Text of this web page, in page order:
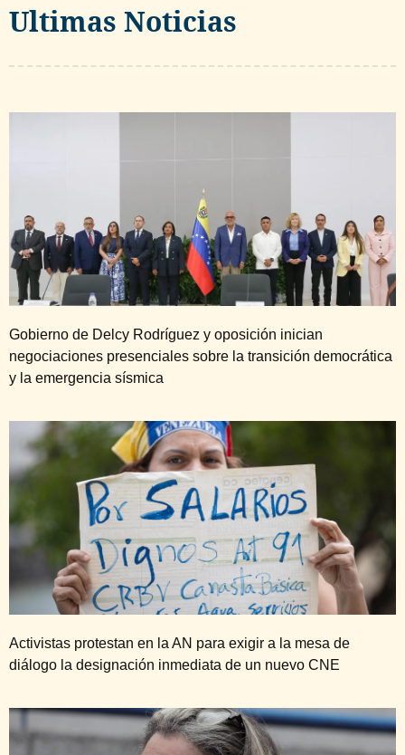
Ultimas Noticias
Gobierno de Delcy Rodríguez y oposición inician
negociaciones presenciales sobre la transición democrática
y la emergencia sísmica
Activistas protestan en la AN para exigir a la mesa de
diálogo la designación inmediata de un nuevo CNE